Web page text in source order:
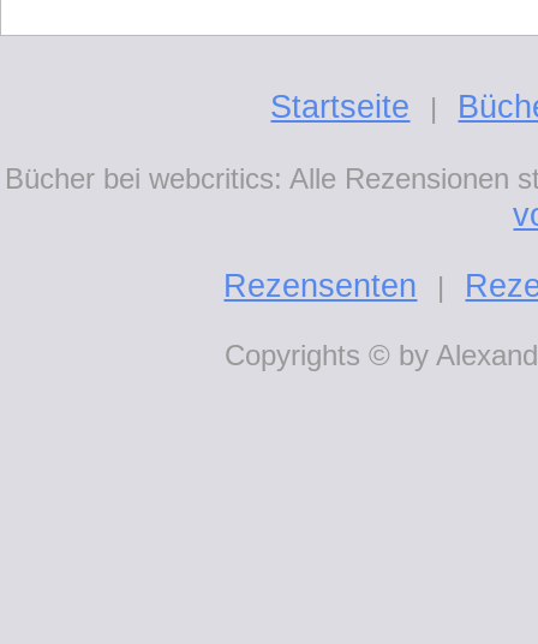
Startseite |
Bücher bei webcritics: Alle Rezensionen
Rezensenten
|
Copyrights © by